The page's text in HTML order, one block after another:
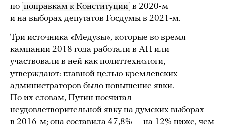
по поправкам к Конституции в 2020-м
и на выборах депутатов Госдумы в 2021-м.
Три источника «Медузы», которые во время
кампании 2018 года работали в АП или
участвовали в ней как политтехнологи,
утверждают: главной целью кремлевских
администраторов было повышение явки.
По их словам, Путин посчитал
неудовлетворительной явку на думских выборах
в 2016-м; она составила 47,8% — на 12% ниже, чем